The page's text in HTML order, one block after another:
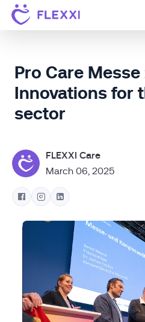
Pro Care Messe
Innovations for
sector
FLEXXI Care
March 06, 2025